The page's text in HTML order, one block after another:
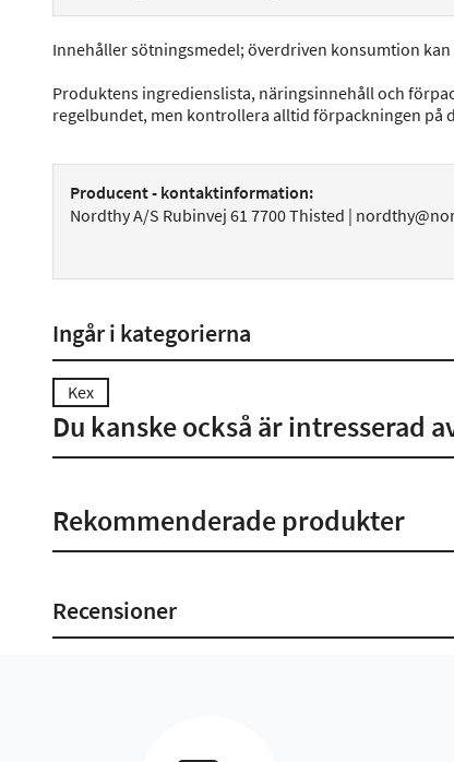
Innehåller sötningsmedel; överdriven konsumtion kan
Produktens ingredienslista, näringsinnehåll och
regelbundet, men kontrollera alltid förpackningen på
Producent - kontaktinformation:
Nordthy A/S Rubinvej 61 7700 Thisted |
Ingår i kategorierna
Kex
Du kanske också är intresserad
Rekommenderade produkter
Recensioner